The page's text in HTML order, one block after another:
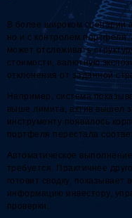
В более широком сценарии
но и с контролем портфеля.
может отслеживать
стоимости, валютную
отклонения от заданной
Например, система
выше лимита, актив вышел
инструменту появилось
портфеля перестала
Автоматическое
требуется. Практичнее
готовит сводку,
информацию инвестору,
проверки.